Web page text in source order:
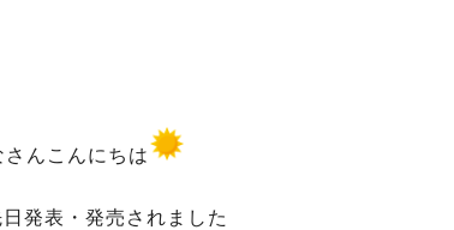
さんこんにちは
発表・発売されました